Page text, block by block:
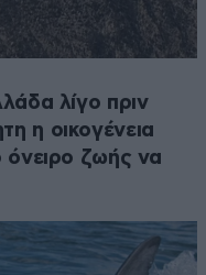
λίγο πριν
η οικογένεια
όνειρο ζωής να